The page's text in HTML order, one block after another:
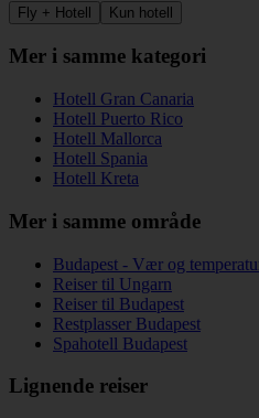
Fly + Hotell Kun hotell
Mer i samme kategori
Hotell Gran Canaria
Hotell Puerto Rico
Hotell Mallorca
Hotell Spania
Hotell Kreta
Mer i samme område
Budapest - Vær og
Reiser til Ungarn
Reiser til Budapest
Restplasser Budapest
Spahotell Budapest
Lignende reiser